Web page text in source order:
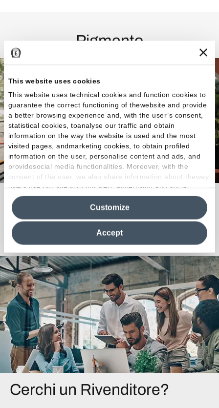
This website uses cookies
This website uses technical cookies and function cookies to
guarantee the correct functioning of thewebsite and provide
a better browsing experience and, with the user’s consent,
statistical cookies, toanalyse our traffic and obtain
information on the way the website is used and the most
visited pages, andmarketing cookies, to obtain profiled
information on the user, personalise content and ads, and
providesocial media functionalities. Moreover, with the
consent of the user, we also share information about theway
users use our site with our web, advertising and social
media analytics partners, who may combine itwith other
information in their possession. By closing this banner,
clicking on "Reject", it will be possible tocontinue browsing
the site after installing only technical cookies. For more
information see the
Cookie Policy
Accept
Customize
Pigmento
Colore, forma, atmosfera.
Scopri la Collezione
Cerchi un Rivenditore?